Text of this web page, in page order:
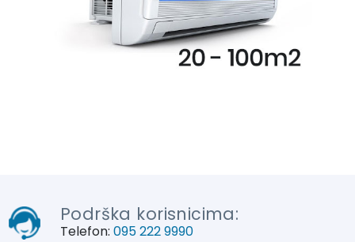
Podrška korisnicima:
Telefon: 095 222 9990